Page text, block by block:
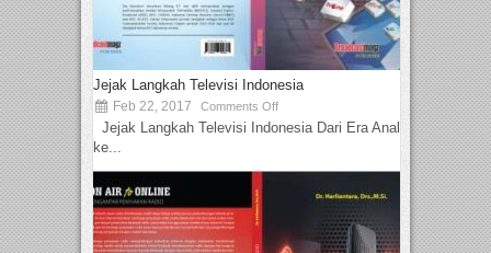
Jejak Langkah Televisi Indonesia
Feb 22, 2017 Comments Off
Jejak Langkah Televisi Indonesia Dari Era Analog
ke...